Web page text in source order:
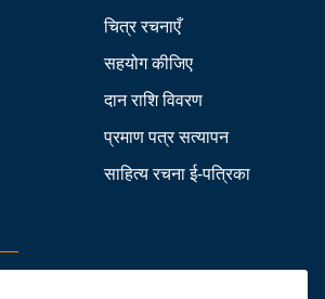
चित्र रचनाएँ
सहयोग कीजिए
दान राशि विवरण
प्रमाण पत्र सत्यापन
साहित्य रचना ई-पत्रिका